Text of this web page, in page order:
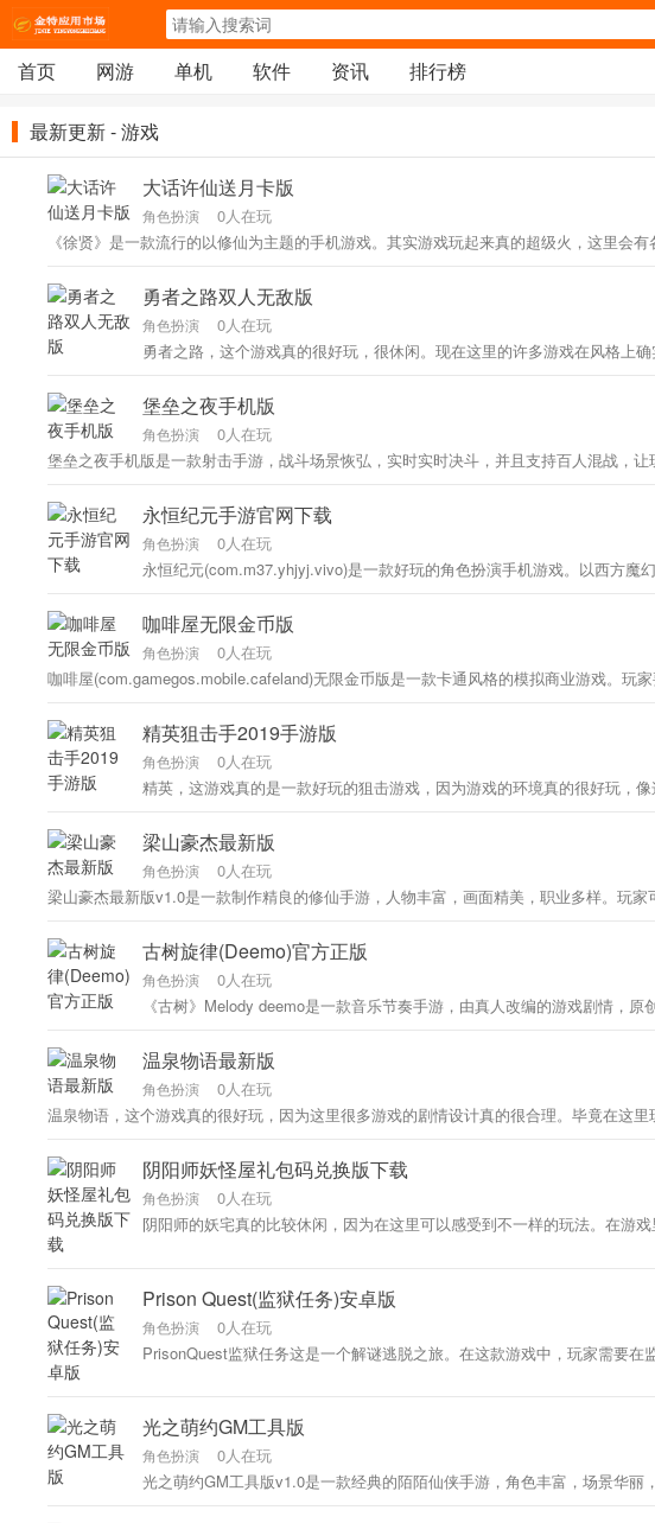
首页 网游 单机 软件 资讯 排行榜
最新更新 - 游戏
大话许仙送月卡版
角色扮演
0人在玩
《徐贤》是一款流行的以修仙为主题的手机游戏。其实游戏玩起来真的超级火，这里
勇者之路双人无敌版
角色扮演
0人在玩
勇者之路，这个游戏真的很好玩，很休闲。现在这里的许多游戏在风格上
堡垒之夜手机版
角色扮演
0人在玩
堡垒之夜手机版是一款射击手游，战斗场景恢弘，实时实时决斗，并且支持百人混战，
永恒纪元手游官网下载
角色扮演
0人在玩
永恒纪元(com.m37.yhjyj.vivo)是一款好玩的角色扮演手机游戏。以西方
咖啡屋无限金币版
角色扮演
0人在玩
咖啡屋(com.gamegos.mobile.cafeland)无限金币版是一款卡通风格的模拟商业游戏。
精英狙击手2019手游版
角色扮演
0人在玩
精英，这游戏真的是一款好玩的狙击游戏，因为游戏的环境真的很好玩，
梁山豪杰最新版
角色扮演
0人在玩
梁山豪杰最新版v1.0是一款制作精良的修仙手游，人物丰富，画面精美，职业多样。玩
古树旋律(Deemo)官方正版
角色扮演
0人在玩
《古树》Melody deemo是一款音乐节奏手游，由真人改编的游戏剧情，
温泉物语最新版
角色扮演
0人在玩
温泉物语，这个游戏真的很好玩，因为这里很多游戏的剧情设计真的很合理。毕竟在这
阴阳师妖怪屋礼包码兑换版下载
角色扮演
0人在玩
阴阳师的妖宅真的比较休闲，因为在这里可以感受到不一样的玩法。在游
Prison Quest(监狱任务)安卓版
角色扮演
0人在玩
PrisonQuest监狱任务这是一个解谜逃脱之旅。在这款游戏中，玩家需要
光之萌约GM工具版
角色扮演
0人在玩
光之萌约GM工具版v1.0是一款经典的陌陌仙侠手游，角色丰富，场景华